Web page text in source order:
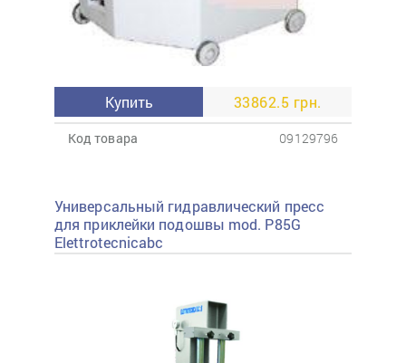
Купить 33862.5 грн.
Код товара 09129796
Универсальный гидравлический пресс
для приклейки подошвы mod. P85G
Elettrotecnicabc